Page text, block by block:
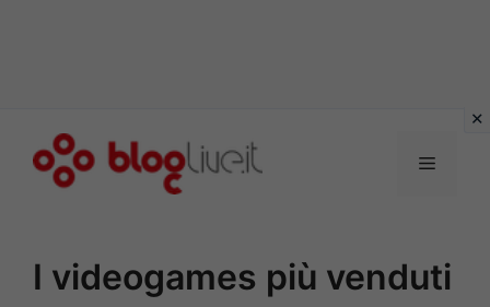
Menu
I videogames più venduti